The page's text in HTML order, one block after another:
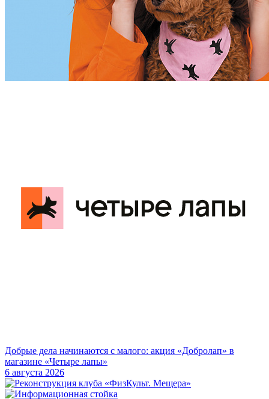
Добрые дела начинаются с малого: акция «Добролап» в
магазине «Четыре лапы»
6 августа 2026